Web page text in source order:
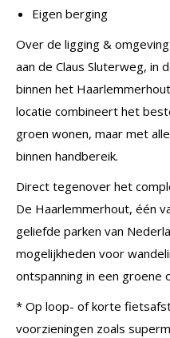
Eigen berging
Over de ligging &
aan de Claus Sluterweg, in
binnen het
locatie combineert het
groen wonen, maar met
binnen handbereik.
Direct tegenover het
De Haarlemmerhout, één
geliefde parken van
mogelijkheden voor
ontspanning in een groene
* Op loop- of korte
voorzieningen zoals